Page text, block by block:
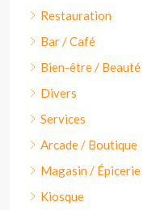
Restauration
Bar / Café
Bien-être / Beauté
Divers
Services
Arcade / Boutique
Magasin / Épicerie
Kiosque